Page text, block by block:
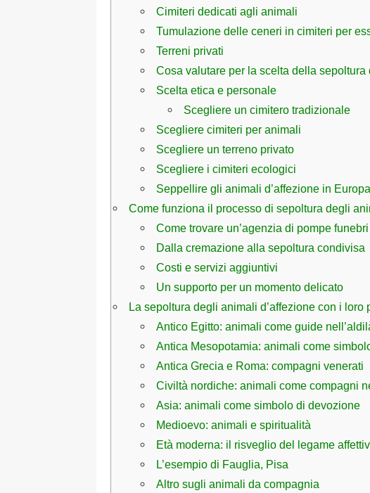
Cimiteri dedicati agli animali
Tumulazione delle ceneri in cimiteri per
Terreni privati
Cosa valutare per la scelta della
Scelta etica e personale
Scegliere un cimitero tradizionale
Scegliere cimiteri per animali
Scegliere un terreno privato
Scegliere i cimiteri ecologici
Seppellire gli animali d’affezione in
Come funziona il processo di sepoltura degli
Come trovare un’agenzia di pompe
Dalla cremazione alla sepoltura condivisa
Costi e servizi aggiuntivi
Un supporto per un momento delicato
La sepoltura degli animali d’affezione con i loro
Antico Egitto: animali come guide
Antica Mesopotamia: animali come
Antica Grecia e Roma: compagni venerati
Civiltà nordiche: animali come compagni
Asia: animali come simbolo di devozione
Medioevo: animali e spiritualità
Età moderna: il risveglio del legame
L’esempio di Fauglia, Pisa
Altro sugli animali da compagnia